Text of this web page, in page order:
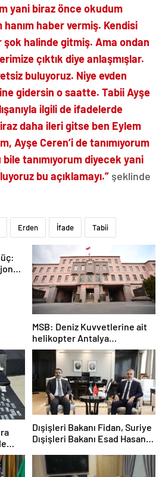
yani biraz önce okudum
haber vermiş. Kendisi
halinde gitmiş. Ama ondan
çıktık diye anlaşmışlar.
buluyoruz. Niye evden
gidersin o saatte. Tabii Ayşe
ilgili de ifadelerde
daha ileri gitse ben Eylem
Ayşe Ceren’i de tanımıyorum
tanımıyorum diyecek yani
bu açıklamayı.” şeklinde
Erden İfade Tabii
MSB: Deniz Kuvvetlerine ait
helikopter Antalya
açıklarında acil iniş yaptı
Dışişleri Bakanı Fidan, Suriye
Dışişleri Bakanı Esad Hasan